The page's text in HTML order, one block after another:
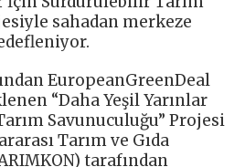
sahadan merkeze
EuropeanGreenDeal
“Daha Yeşil Yarınlar
Savunuculuğu” Projesi
Tarım ve Gıda
tarafından